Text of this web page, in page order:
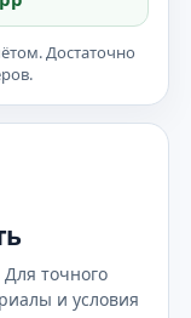
Достаточно
точного
и условия